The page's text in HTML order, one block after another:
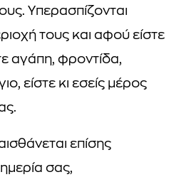
Υπερασπίζονται
τους και αφού είστε
αγάπη, φροντίδα,
είστε κι εσείς μέρος
επίσης
σας,